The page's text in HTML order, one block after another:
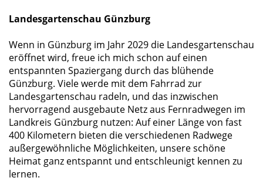
Landesgartenschau Günzburg
Wenn in Günzburg im Jahr 2029 die Landesgartenschau
eröffnet wird, freue ich mich schon auf einen
entspannten Spaziergang durch das blühende
Günzburg. Viele werde mit dem Fahrrad zur
Landesgartenschau radeln, und das inzwischen
hervorragend ausgebaute Netz aus Fernradwegen im
Landkreis Günzburg nutzen: Auf einer Länge von fast
400 Kilometern bieten die verschiedenen Radwege
außergewöhnliche Möglichkeiten, unsere schöne
Heimat ganz entspannt und entschleunigt kennen zu
lernen.